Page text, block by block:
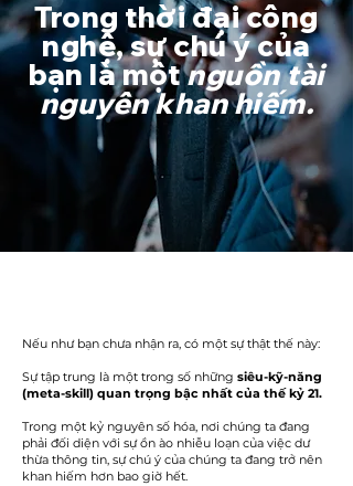
Trong thời đại công
nghệ, sự chú ý của
bạn là mộtnguồn tài
nguyên khan hiếm.
Nếu như bạn chưa nhận ra, có một sự thật thế này:
Sự tập trung là một trong số những siêu-kỹ-năng
(meta-skill) quan trọng bậc nhất của thế kỷ 21.
Trong một kỷ nguyên số hóa, nơi chúng ta đang
phải đối diện với sự ồn ào nhiễu loạn của việc dư
thừa thông tin, sự chú ý của chúng ta đang trở nên
khan hiếm hơn bao giờ hết.